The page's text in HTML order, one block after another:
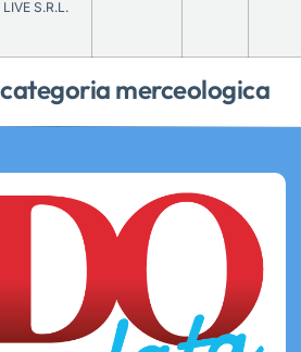
merceologica
LIVE S.R.L.